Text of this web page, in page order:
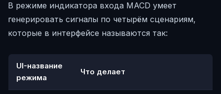
В режиме индикатора входа MACD умеет
генерировать сигналы по четырём сценариям,
которые в интерфейсе называются так:
UI-название
режима
Что делает